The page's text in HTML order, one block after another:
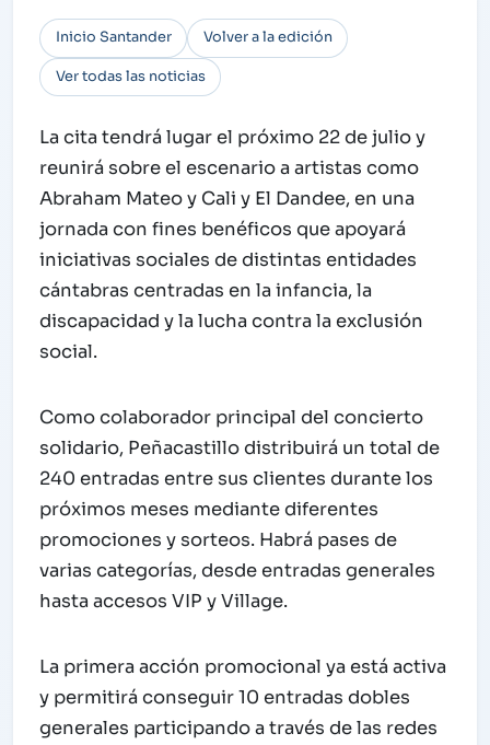
Inicio Santander Volver a la edición
Ver todas las noticias
La cita tendrá lugar el próximo 22 de julio y
reunirá sobre el escenario a artistas como
Abraham Mateo y Cali y El Dandee, en una
jornada con fines benéficos que apoyará
iniciativas sociales de distintas entidades
cántabras centradas en la infancia, la
discapacidad y la lucha contra la exclusión
social.
Como colaborador principal del concierto
solidario, Peñacastillo distribuirá un total de
240 entradas entre sus clientes durante los
próximos meses mediante diferentes
promociones y sorteos. Habrá pases de
varias categorías, desde entradas generales
hasta accesos VIP y Village.
La primera acción promocional ya está activa
y permitirá conseguir 10 entradas dobles
generales participando a través de las redes